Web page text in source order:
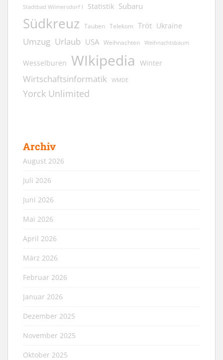
Stadtbad Wilmersdorf I Statistik Subaru
Südkreuz Tauben Telekom Tröt Ukraine
Umzug Urlaub USA Weihnachten Weihnachtsbaum
Wesselburen WIkipedia Winter
Wirtschaftsinformatik WMDE
Yorck Unlimited
Archiv
August 2026
Juli 2026
Juni 2026
Mai 2026
April 2026
März 2026
Februar 2026
Januar 2026
Dezember 2025
November 2025
Oktober 2025